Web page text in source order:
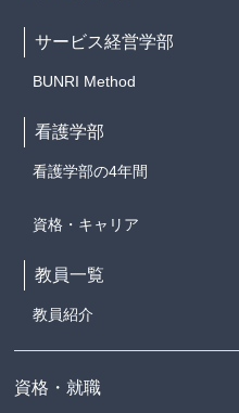
サービス経営学部
BUNRI Method
看護学部
看護学部の4年間
資格・キャリア
教員一覧
教員紹介
資格・就職